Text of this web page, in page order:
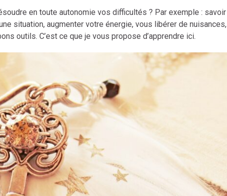
en toute autonomie vos difficultés ? Par exemple : savoir
situation, augmenter votre énergie, vous libérer de nuisances,
outils. C’est ce que je vous propose d’apprendre ici.